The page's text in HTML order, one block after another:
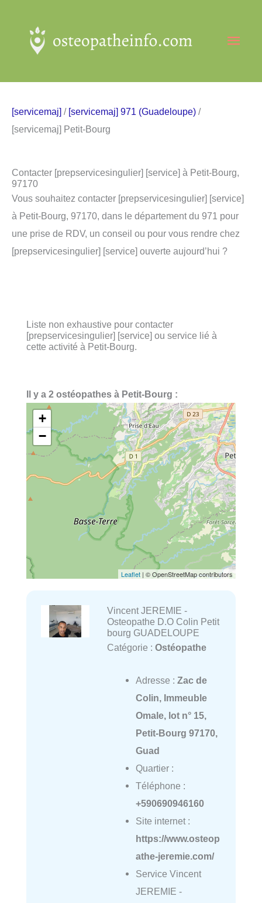
contenu
[servicemaj] / [servicemaj] 971 (Guadeloupe) /
[servicemaj] Petit-Bourg
Contacter [prepservicesingulier] [service] à Petit-Bourg,
97170
Vous souhaitez contacter [prepservicesingulier] [service]
à Petit-Bourg, 97170, dans le département du 971 pour
une prise de RDV, un conseil ou pour vous rendre chez
[prepservicesingulier] [service] ouverte aujourd’hui ?
Liste non exhaustive pour contacter
[prepservicesingulier] [service] ou service lié à
cette activité à Petit-Bourg.
Il y a 2 ostéopathes à Petit-Bourg :
+
−
Leaflet | © OpenStreetMap contributors
Vincent JEREMIE -
Osteopathe D.O Colin Petit
bourg GUADELOUPE
Catégorie : Ostéopathe
Adresse : Zac de
Colin, Immeuble
Omale, lot n° 15,
Petit-Bourg 97170,
Guad
Quartier :
Téléphone :
+590690946160
Site internet :
https://www.osteop
athe-jeremie.com/
Service Vincent
JEREMIE -